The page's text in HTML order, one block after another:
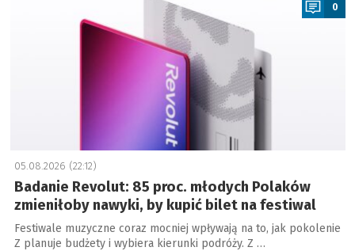
0
05.08.2026 (22:12)
Badanie Revolut: 85 proc. młodych Polaków
zmieniłoby nawyki, by kupić bilet na festiwal
Festiwale muzyczne coraz mocniej wpływają na to, jak pokolenie
Z planuje budżety i wybiera kierunki podróży. Z …